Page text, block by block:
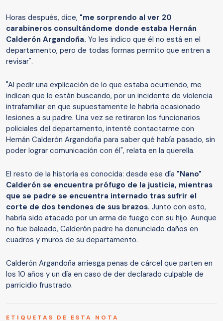
Horas después, dice, "me sorprendo al ver 20
carabineros consultándome donde estaba Hernán
Calderón Argandoña. Yo les indico que él no está en el
departamento, pero de todas formas permito que entren a
revisar".
"Al pedir una explicación de lo que estaba ocurriendo, me
indican que lo están buscando, por un incidente de violencia
intrafamiliar en que supuestamente le habría ocasionado
lesiones a su padre. Una vez se retiraron los funcionarios
policiales del departamento, intenté contactarme con
Hernán Calderón Argandoña para saber qué había pasado, sin
poder lograr comunicación con él", relata en la querella.
El resto de la historia es conocida: desde ese día "Nano"
Calderón se encuentra prófugo de la justicia, mientras
que se padre se encuentra internado tras sufrir el
corte de dos tendones de sus brazos. Junto con esto,
habría sido atacado por un arma de fuego con su hijo. Aunque
no fue baleado, Calderón padre ha denunciado daños en
cuadros y muros de su departamento.
Calderón Argandoña arriesga penas de cárcel que parten en
los 10 años y un día en caso de der declarado culpable de
parricidio frustrado.
ETIQUETAS DE ESTA NOTA